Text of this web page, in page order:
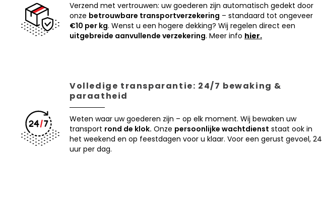
Verzend met vertrouwen: uw goederen zijn automatisch gedekt door
onze betrouwbare transportverzekering – standaard tot ongeveer
€10 per kg. Wenst u een hogere dekking? Wij regelen direct een
uitgebreide aanvullende verzekering. Meer info hier.
Volledige transparantie: 24/7 bewaking &
paraatheid
Weten waar uw goederen zijn – op elk moment. Wij bewaken uw
transport rond de klok. Onze persoonlijke wachtdienst staat ook in
het weekend en op feestdagen voor u klaar. Voor een gerust gevoel, 24
uur per dag.